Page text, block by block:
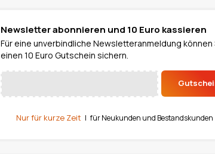
Newsletter abonnieren und 10 Euro kassieren
Für eine unverbindliche Newsletteranmeldung
einen 10 Euro Gutschein sichern.
Nur für kurze Zeit | für Neukunden und